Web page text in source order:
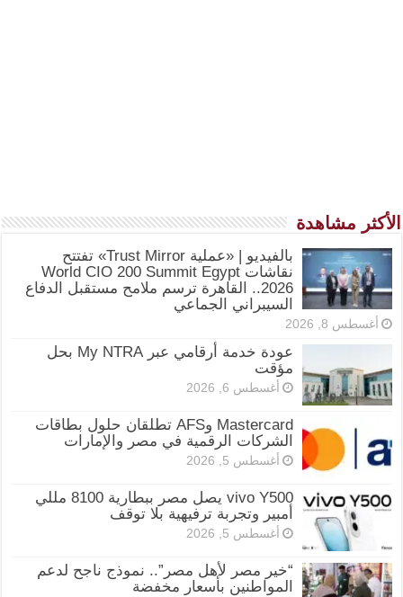
الأكثر مشاهدة
بالفيديو | «عملية Trust Mirror» تفتتح
نقاشات World CIO 200 Summit Egypt
2026.. القاهرة ترسم ملامح مستقبل الدفاع
السيبراني الجماعي
أغسطس 8, 2026
عودة خدمة أرقامي عبر My NTRA بحل
مؤقت
أغسطس 6, 2026
Mastercard وAFS تطلقان حلول بطاقات
الشركات الرقمية في مصر والإمارات
أغسطس 5, 2026
vivo Y500 يصل مصر ببطارية 8100 مللي
أمبير وتجربة ترفيهية بلا توقف
أغسطس 5, 2026
“خير مصر لأهل مصر”.. نموذج ناجح لدعم
المواطنين بأسعار مخفضة